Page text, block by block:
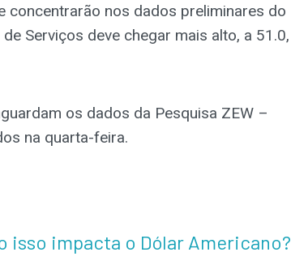
concentrarão nos dados preliminares do
Serviços deve chegar mais alto, a 51.0,
os dados da Pesquisa ZEW –
na quarta-feira.
isso impacta o Dólar Americano?